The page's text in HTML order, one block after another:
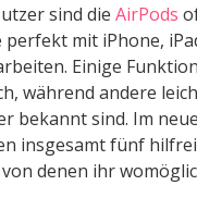
sind die AirPods
perfekt mit iPhone,
Einige
während andere
bekannt sind. Im
insgesamt fünf
denen ihr